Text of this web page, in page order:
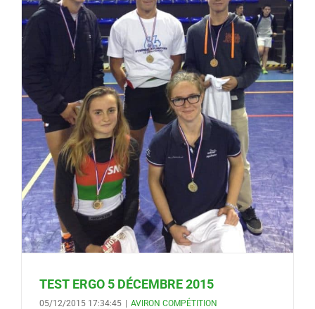
TEST ERGO 5 DÉCEMBRE 2015
05/12/2015 17:34:45 | AVIRON COMPÉTITION